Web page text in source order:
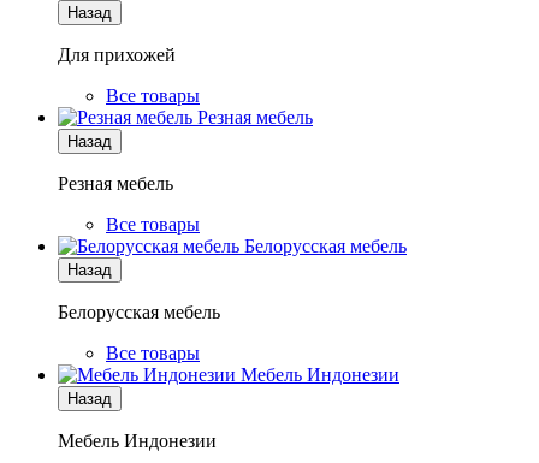
Назад
Для прихожей
Все товары
Резная мебель
Назад
Резная мебель
Все товары
Белорусская мебель
Назад
Белорусская мебель
Все товары
Мебель Индонезии
Назад
Мебель Индонезии